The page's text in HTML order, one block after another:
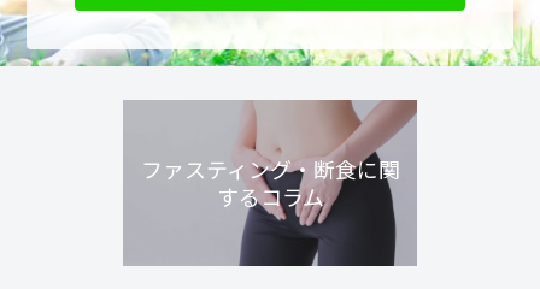
ファスティング・断食に関
するコラム